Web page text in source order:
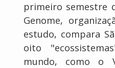
primeiro semestre
Genome,
estudo, compara
oito
mundo, como o